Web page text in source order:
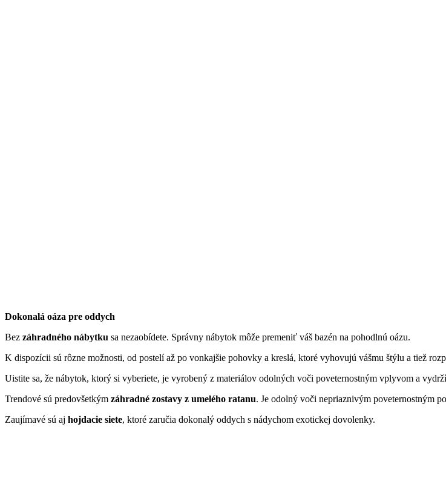
Dokonalá oáza pre oddych
Bez záhradného nábytku sa nezaobídete. Správny nábytok môže premeniť váš bazén na pohodlnú oázu.
K dispozícii sú rôzne možnosti, od postelí až po vonkajšie pohovky a kreslá, ktoré vyhovujú vášmu štýlu a tiež
Uistite sa, že nábytok, ktorý si vyberiete, je vyrobený z materiálov odolných voči poveternostným vplyvom a
Trendové sú predovšetkým záhradné zostavy z umelého ratanu. Je odolný voči nepriaznivým poveternostným
Zaujímavé sú aj hojdacie siete, ktoré zaručia dokonalý oddych s nádychom exotickej dovolenky.